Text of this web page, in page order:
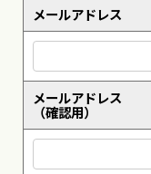
メールアドレス
メールアドレス
（確認用）